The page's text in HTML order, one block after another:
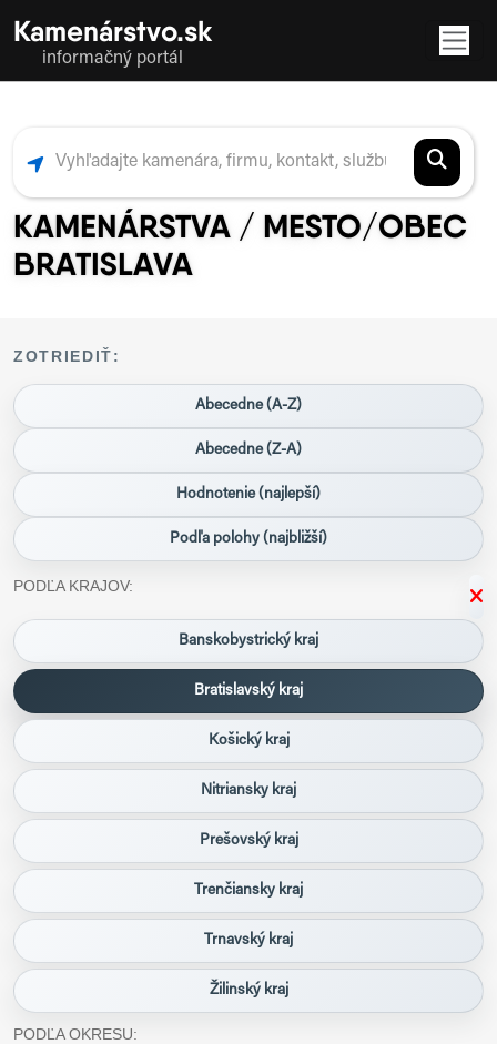
Kamenárstvo.sk
informačný portál
KAMENÁRSTVA / MESTO/OBEC
BRATISLAVA
ZOTRIEDIŤ:
Abecedne (A-Z)
Abecedne (Z-A)
Hodnotenie (najlepší)
Podľa polohy (najbližší)
PODĽA KRAJOV:
Banskobystrický kraj
Bratislavský kraj
Košický kraj
Nitriansky kraj
Prešovský kraj
Trenčiansky kraj
Trnavský kraj
Žilinský kraj
PODĽA OKRESU: